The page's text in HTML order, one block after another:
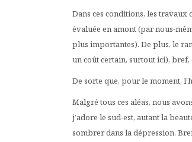
Dans ces conditions, les travaux
évaluée en amont (par nous-
plus importantes). De plus, le
un coût certain, surtout ici),
De sorte que, pour le moment,
Malgré tous ces aléas, nous
j’adore le sud-est, autant la
sombrer dans la dépression.